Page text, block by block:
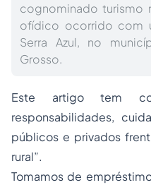
cognominado turismo
ofídico ocorrido com
Serra Azul, no
Grosso.
Este artigo tem
responsabilidades,
públicos e privados
rural”.
Tomamos de